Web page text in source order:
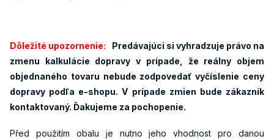
Dôležité upozornenie:
Predávajúci si vyhradzuje právo na
zmenu kalkulácie dopravy v prípade, že reálny objem
objednaného tovaru nebude zodpovedať vyčíslenie ceny
dopravy podľa e-shopu. V prípade zmien bude zákazník
kontaktovaný. Ďakujeme za pochopenie.
Před použitím obalu je nutno jeho vhodnost pro danou